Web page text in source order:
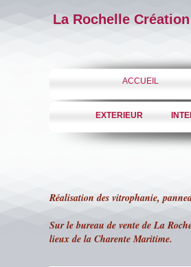
La Rochelle Création
ACCUEIL
EXTERIEUR
Réalisation des vitrophanie,
Sur le bureau de vente de La
lieux de la Charente Maritime.